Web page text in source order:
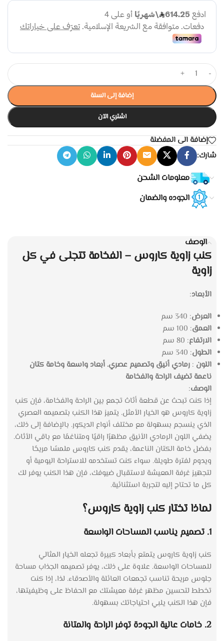
-
+
إضافة إلى السلة
اشتري الآن
إضافة الى المفضلة
شارك:
معلومات الشحن
الجوده والضمان
الوصف
كنب زاوية كاروس – الفخامة تتجلى في كل
زاوية
الأبعاد:
العرض: 340 سم
العمق: 100 سم
الارتفاع: 80 سم
الطول: 340 سم
اللون : رمادي أنيق وتصميم عصري. أبعاد واسعة وخامة كتان
ناعمة تضيف الراحة والفخامة
الوصف:
إذا كنت تبحث عن قطعة أثاث تجمع بين الراحة والفخامة، فإن كنب
زاوية كاروس هو الخيار الأمثل. يتميز هذا الكنب بتصميمه العصري
الذي ينسجم بسهولة مع مختلف أنواع الديكور. بالإضافة إلى ذلك،
يضفي اللون الرمادي الأنيق مظهرًا راقيًا ومتناغمًا مع باقي الأثاث.
بفضل خامة الكتان الناعمة، يقدم كنب كاروس ملمسًا مريحًا
ويدوم لفترة طويلة. سواء كنت تستخدمه للاستراحة اليومية أو
لتجهيز غرفة المعيشة لاستقبال ضيوفك، فإن هذا الكنب يوفر لك
كل ما تحتاج إليه لتجربة استثنائية.
لماذا تختار كنب زاوية كاروس؟
1. تصميم يناسب المساحات الواسعة
كنب زاوية كاروس يتمتع بأبعاد كبيرة تجعله الخيار المثالي
للمساحات الواسعة. علاوة على ذلك، يوفر تصميمه الجذاب مساحة
جلوس مريحة تناسب تجمعات العائلة والأصدقاء. لذا، إذا كنت
تخطط لتحسين مظهر غرفة معيشتك مع الحفاظ على وظيفيتها،
فإن هذا الكنب يلبي احتياجاتك بسهولة.
2. خامات عالية الجودة توفر الراحة والمتانة